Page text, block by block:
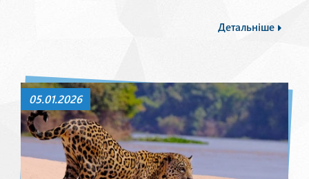
Детальніше
05.01.2026